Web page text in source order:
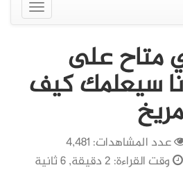
عرض
القائمة
متاح على
سيعلمك كيف
عدد المشاهدات: 4,481
وقت القراءة: 2 دقيقة, 6 ثانية